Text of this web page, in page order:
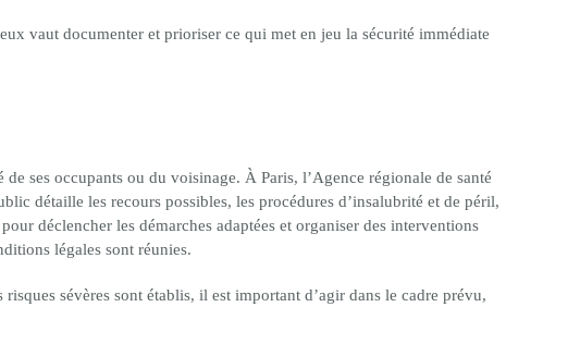
vaut documenter et prioriser ce qui met en jeu la sécurité immédiate
ses occupants ou du voisinage. À Paris, l’Agence régionale de santé
détaille les recours possibles, les procédures d’insalubrité et de péril,
déclencher les démarches adaptées et organiser des interventions
légales sont réunies.
sévères sont établis, il est important d’agir dans le cadre prévu,